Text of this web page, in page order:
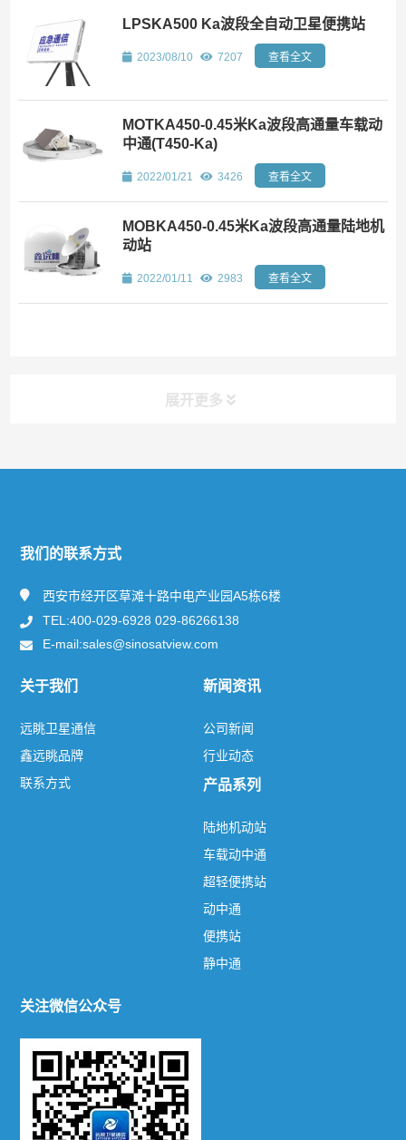
LPSKA500 Ka波段全自动卫星便携站
2023/08/10 7207 查看全文
MOTKA450-0.45米Ka波段高通量车载动
中通(T450-Ka)
2022/01/21 3426 查看全文
MOBKA450-0.45米Ka波段高通量陆地机
动站
2022/01/11 2983 查看全文
展开更多
产品及服务
产品系列
陆地机动站 车载动中通 超轻便携站
我们的联系方式
西安市经开区草滩十路中电产业园A5栋6楼
TEL:400-029-6928 029-86266138
E-mail:sales@sinosatview.com
关于我们
远眺卫星通信
鑫远眺品牌
联系方式
新闻资讯
公司新闻
行业动态
产品系列
陆地机动站
车载动中通
超轻便携站
动中通
便携站
静中通
关注微信公众号